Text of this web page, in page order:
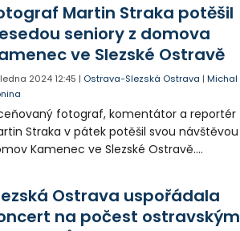
Martin Straka potěšil
seniory z domova
ve Slezské Ostravě
ledna 2024 12:45 | Ostrava-Slezská Ostrava |Michal
fotograf, komentátor a reportér
Straka v pátek potěšil svou návštěvou
Kamenec ve Slezské Ostravě.
Ostrava uspořádala
na počest ostravským